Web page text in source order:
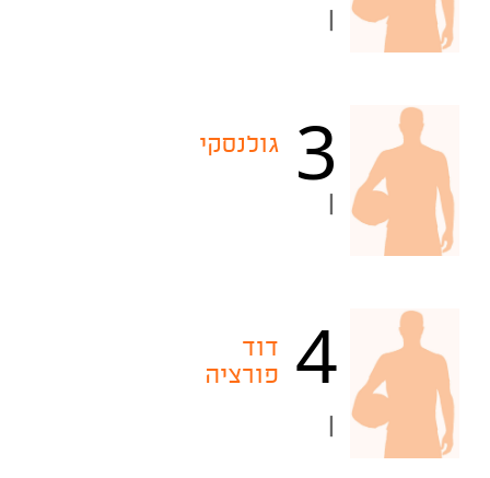
3 גולנסקי
4
דוד
פורציה